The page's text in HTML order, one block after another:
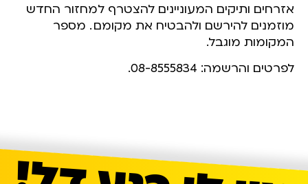
אזרחים ותיקים המעוניינים להצטרף למחזור החדש
מוזמנים להירשם ולהבטיח את מקומם. מספר
המקומות מוגבל.
לפרטים והרשמה: 08-8555834.